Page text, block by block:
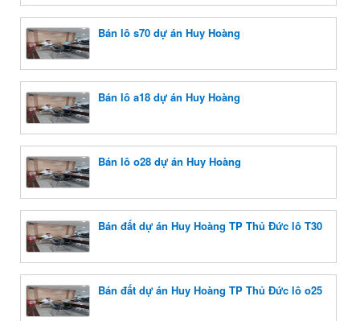
Bán lô s70 dự án Huy Hoàng
Bán lô a18 dự án Huy Hoàng
Bán lô o28 dự án Huy Hoàng
Bán đất dự án Huy Hoàng TP Thủ Đức lô T30
Bán đất dự án Huy Hoàng TP Thủ Đức lô o25